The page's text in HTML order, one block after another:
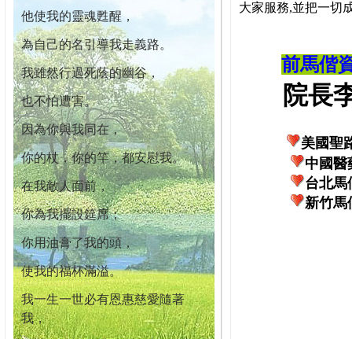
他使我的靈魂甦醒，
為自己的名引導我走義路。
我雖然行過死蔭的幽谷，
也不怕遭害。
因為你與我同在，
你的杖，你的竿，都安慰我。
在我敵人面前，
你為我擺設筵席；
你用油膏了我的頭，
使我的福杯滿溢。
我一生一世必有恩惠慈愛隨著
我，
大家服務,並把一切
前馬偕
院長李
美國聖
中國醫
台北馬
新竹馬